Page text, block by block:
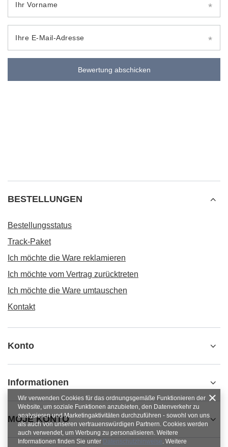
Ihr Vorname
Ihre E-Mail-Adresse
Bewertung abschicken
BESTELLUNGEN
Bestellungsstatus
Track-Paket
Ich möchte die Ware reklamieren
Ich möchte vom Vertrag zurücktreten
Ich möchte die Ware umtauschen
Kontakt
Konto
Informationen
MOJE KONTO
Wir verwenden Cookies für das ordnungsgemäße Funktionieren der
Website, um soziale Funktionen anzubieten, den Datenverkehr zu
analysieren und Marketingaktivitäten durchzuführen - sowohl von uns
als auch von unseren vertrauenswürdigen Partnern. Cookies werden
auch verwendet, um Werbung zu personalisieren. Weitere
Informationen finden Sie unter Datenschutzhinweise. Weitere